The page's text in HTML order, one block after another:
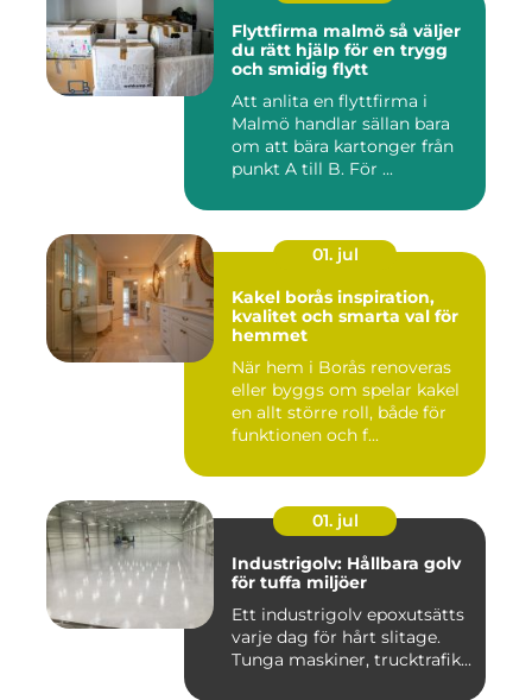
Flyttfirma malmö så väljer
du rätt hjälp för en trygg
och smidig flytt
Att anlita en flyttfirma i
Malmö handlar sällan bara
om att bära kartonger från
punkt A till B. För ...
01. jul
Kakel borås inspiration,
kvalitet och smarta val för
hemmet
När hem i Borås renoveras
eller byggs om spelar kakel
en allt större roll, både för
funktionen och f...
01. jul
Industrigolv: Hållbara golv
för tuffa miljöer
Ett industrigolv epoxutsätts
varje dag för hårt slitage.
Tunga maskiner, trucktrafik...